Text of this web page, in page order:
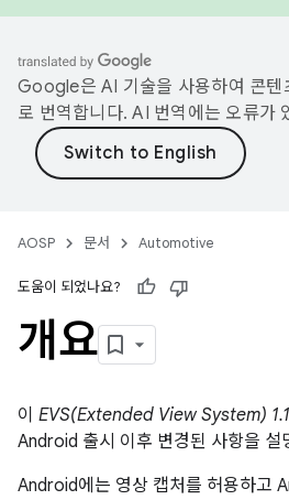
Google은 AI 기술을 사용하여 콘텐
로 번역합니다. AI 번역에는 오류가
AOSP 문서 Automotive
도움이 되었나요?
개요
이 EVS(Extended View System)
Android 출시 이후 변경된 사항을 설
Android에는 영상 캡처를 허용하고